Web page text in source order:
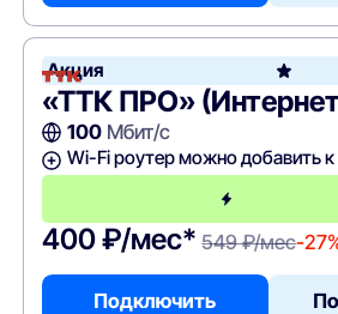
Акция
«ТТК ПРО»
100Мбит/с
Wi-Fi роутер можно добавить
400 ₽/мес* 549 ₽/мес-
Подключить